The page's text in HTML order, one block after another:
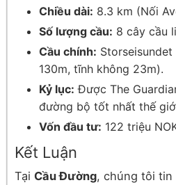
Chiều dài: 8.3 km (Nối
Số lượng cầu: 8 cây cầu
Cầu chính:
130m, tĩnh không 23m).
Kỷ lục: Được The
đường bộ tốt nhất thế
Vốn đầu tư: 122 triệu
Kết Luận
Tại Cầu Đường, chúng tôi tin